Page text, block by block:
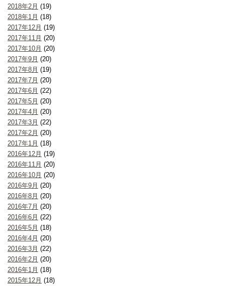
2018年2月 (19)
2018年1月 (18)
2017年12月 (19)
2017年11月 (20)
2017年10月 (20)
2017年9月 (20)
2017年8月 (19)
2017年7月 (20)
2017年6月 (22)
2017年5月 (20)
2017年4月 (20)
2017年3月 (22)
2017年2月 (20)
2017年1月 (18)
2016年12月 (19)
2016年11月 (20)
2016年10月 (20)
2016年9月 (20)
2016年8月 (20)
2016年7月 (20)
2016年6月 (22)
2016年5月 (18)
2016年4月 (20)
2016年3月 (22)
2016年2月 (20)
2016年1月 (18)
2015年12月 (18)